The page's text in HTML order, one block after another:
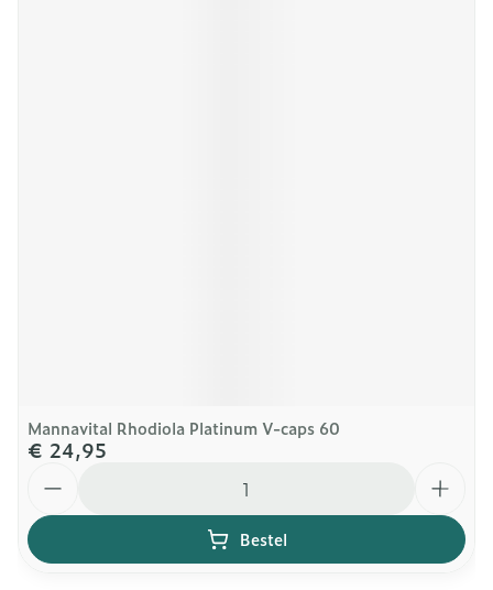
Mannavital Rhodiola Platinum V-caps 60
€ 24,95
Bestel